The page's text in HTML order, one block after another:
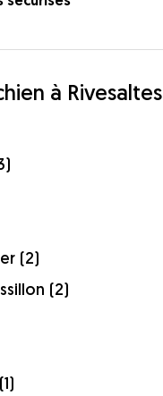
à Rivesaltes
(2)
(2)